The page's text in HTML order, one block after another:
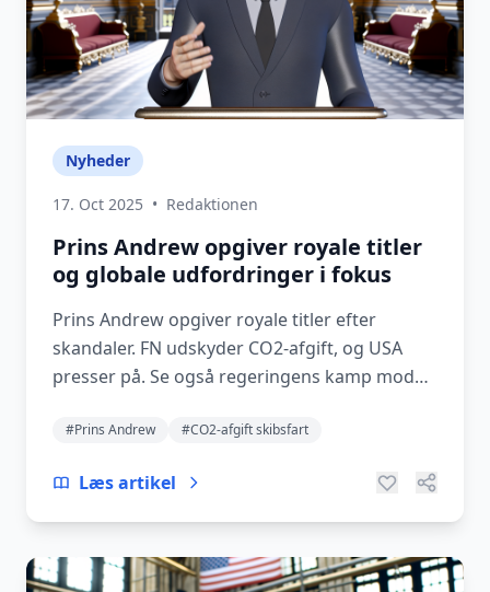
Nyheder
17. Oct 2025 • Redaktionen
Prins Andrew opgiver royale titler
og globale udfordringer i fokus
Prins Andrew opgiver royale titler efter
skandaler. FN udskyder CO2-afgift, og USA
presser på. Se også regeringens kamp mod
#Prins Andrew #CO2-afgift skibsfart
Læs artikel